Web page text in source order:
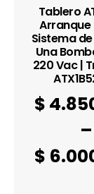
Tablero
Arranque
Sistema
Una
220 Vac |
$
–
$